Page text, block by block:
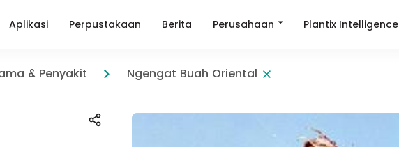
Aplikasi Perpustakaan Berita Perusahaan Plantix Intelligence
& Penyakit Ngengat Buah Oriental